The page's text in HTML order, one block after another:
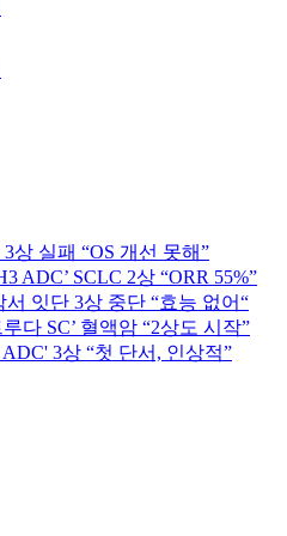
상 실패 “OS 개선 못해”
ADC’ SCLC 2상 “ORR 55%”
서 잇단 3상 중단 “효능 없어“
다 SC’ 혈액암 “2상도 시작”
3상 “첫 단서, 인상적”